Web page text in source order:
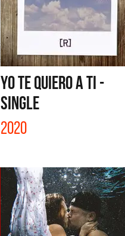
YO TE QUIERO A TI -
SINGLE
2020